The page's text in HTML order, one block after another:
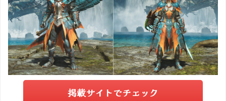
掲載サイトでチェック